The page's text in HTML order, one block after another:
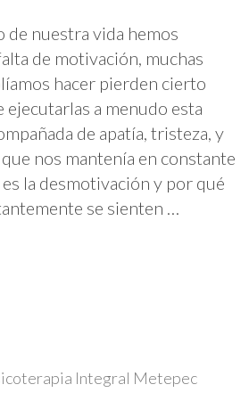
de nuestra vida hemos
de motivación, muchas
hacer pierden cierto
ejecutarlas a menudo esta
de apatía, tristeza, y
nos mantenía en constante
la desmotivación y por qué
se sienten …
Integral Metepec